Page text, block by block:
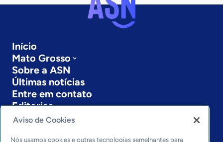
Início
Mato Grosso
Sobre a ASN
Últimas notícias
Entre em contato
Editorias
Economia & Política
Inovação & Tecnologia
Aviso de Cookies
Nós usamos cookies e outras tecnologias semelhantes para